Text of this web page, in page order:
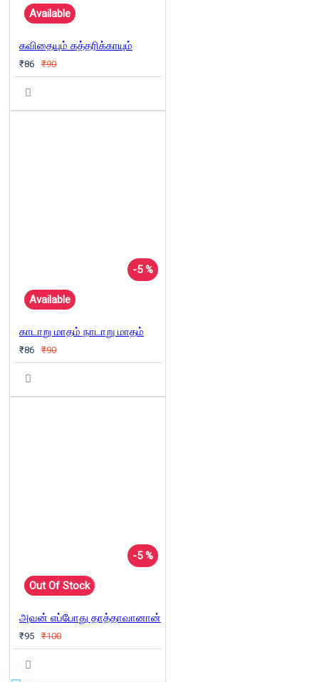
Available
கவிதையும் கத்தரிக்காயும்
₹86 ₹90
-5 %
Available
காடாறு மாதம் நாடாறு மாதம்
₹86 ₹90
-5 %
Out Of Stock
அவன் எப்போது தாத்தாவானான்
₹95 ₹100